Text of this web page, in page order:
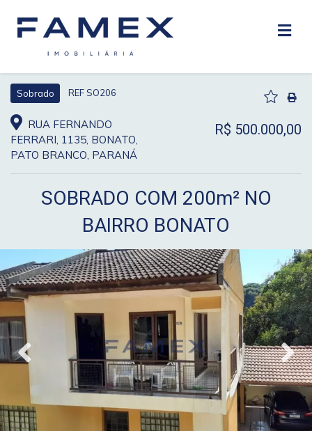
Sobrado REF SO206
RUA FERNANDO
FERRARI, 1135, BONATO,
PATO BRANCO, PARANÁ
R$ 500.000,00
SOBRADO COM 200m² NO
BAIRRO BONATO